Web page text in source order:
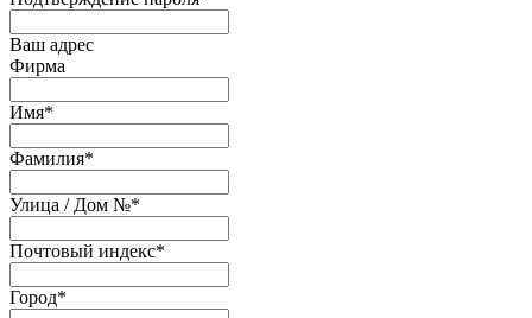
Ваш адрес
Фирма
Имя*
Фамилия*
Улица / Дом №*
Почтовый индекс*
Город*